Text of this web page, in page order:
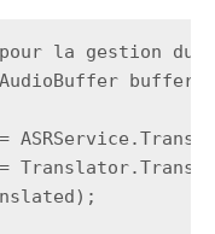
la gestion du